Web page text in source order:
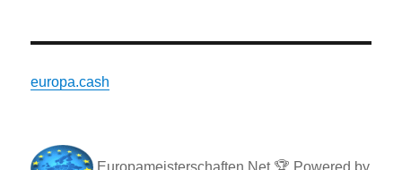
europa.cash